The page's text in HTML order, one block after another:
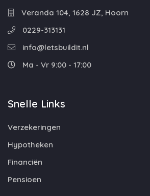
Veranda 104, 1628 JZ, Hoorn
0229-313131
info@letsbuildit.nl
Ma - Vr 9:00 - 17:00
Snelle Links
Verzekeringen
Hypotheken
Financiën
Pensioen